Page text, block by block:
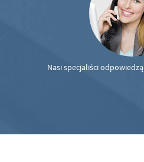
Nasi specjaliści